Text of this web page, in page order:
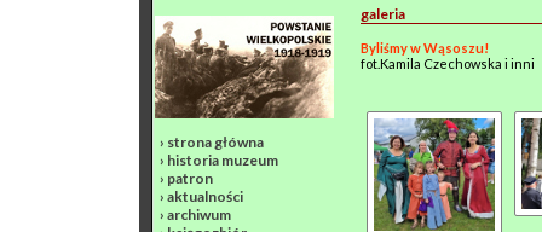
› strona główna
› historia muzeum
› patron
› aktualności
› archiwum
galeria
Byliśmy w Wąsoszu!
fot.Kamila Czechowska i inni